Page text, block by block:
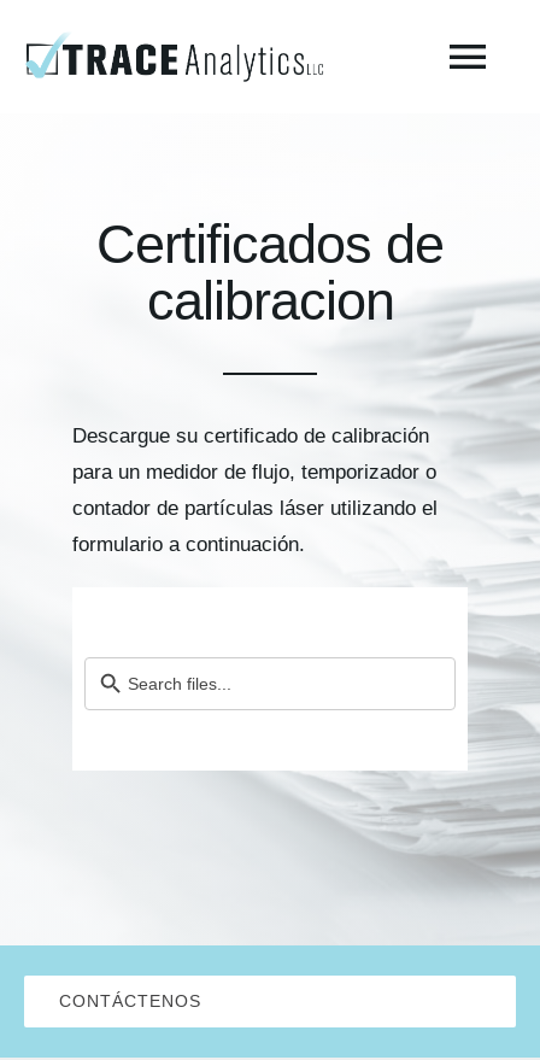
Prueba de aire respirable comprimido
Pruebas de aire comprimido ISO 8573-1 / Fabricación
AirCheck Academy
Kits AirCheck✓
Certificados de
calibracion
Descargue su certificado de calibración
para un medidor de flujo, temporizador o
contador de partículas láser utilizando el
formulario a continuación.
CONTÁCTENOS